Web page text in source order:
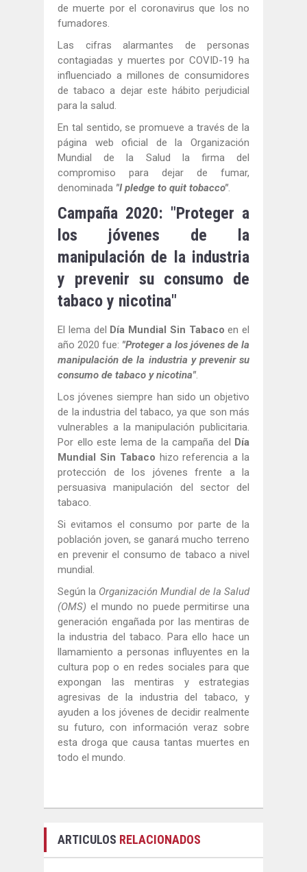
de muerte por el coronavirus que los no
fumadores.
Las cifras alarmantes de personas
contagiadas y muertes por COVID-19 ha
influenciado a millones de consumidores
de tabaco a dejar este hábito perjudicial
para la salud.
En tal sentido, se promueve a través de la
página web oficial de la Organización
Mundial de la Salud la firma del
compromiso para dejar de fumar,
denominada "I pledge to quit tobacco".
Campaña 2020: "Proteger a
los jóvenes de la
manipulación de la industria
y prevenir su consumo de
tabaco y nicotina"
El lema del Día Mundial Sin Tabacoen el
año 2020 fue: "Proteger a los jóvenes de la
manipulación de la industria y prevenir su
consumo de tabaco y nicotina".
Los jóvenes siempre han sido un objetivo
de la industria del tabaco, ya que son más
vulnerables a la manipulación publicitaria.
Por ello este lema de la campaña del Día
Mundial Sin Tabaco hizo referencia a la
protección de los jóvenes frente a la
persuasiva manipulación del sector del
tabaco.
Si evitamos el consumo por parte de la
población joven, se ganará mucho terreno
en prevenir el consumo de tabaco a nivel
mundial.
Según la Organización Mundial de la Salud
(OMS) el mundo no puede permitirse una
generación engañada por las mentiras de
la industria del tabaco. Para ello hace un
llamamiento a personas influyentes en la
cultura pop o en redes sociales para que
expongan las mentiras y estrategias
agresivas de la industria del tabaco, y
ayuden a los jóvenes de decidir realmente
su futuro, con información veraz sobre
esta droga que causa tantas muertes en
todo el mundo.
ARTICULOS RELACIONADOS